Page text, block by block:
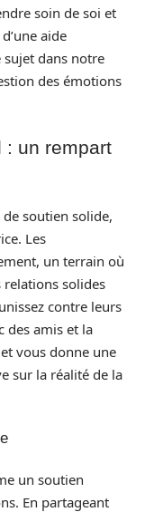
soin de soi et
aide
sujet dans notre
des émotions
: un rempart
de soutien solide,
Les
un terrain où
relations solides
contre leurs
des amis et la
vous donne une
sur la réalité de la
un soutien
En partageant